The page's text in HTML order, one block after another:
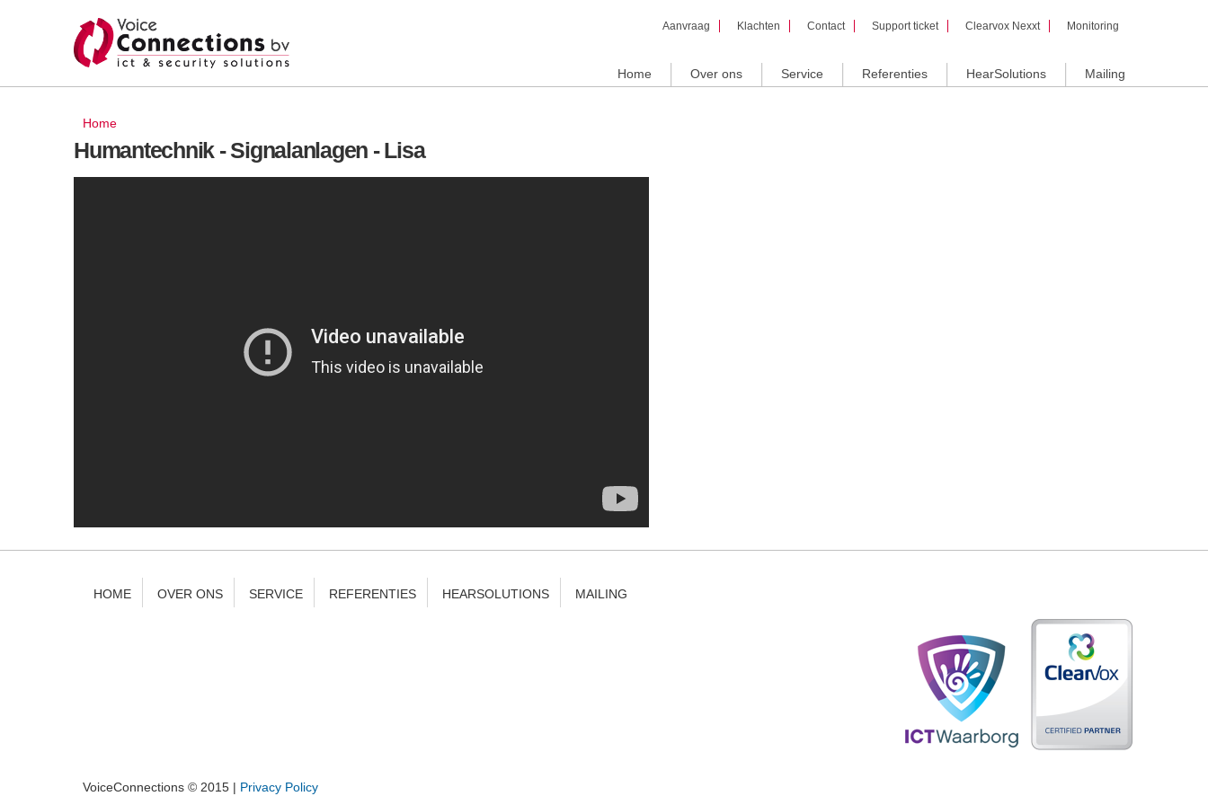
Aanvraag Klachten Contact Support ticket Clearvox Nexxt Monitoring
Home Over ons Service Referenties HearSolutions Mailing
U bent hier
Home
Humantechnik - Signalanlagen - Lisa
HOME OVER ONS SERVICE REFERENTIES HEARSOLUTIONS MAILING
VoiceConnections © 2015 | Privacy Policy